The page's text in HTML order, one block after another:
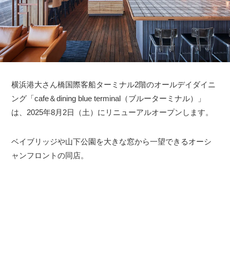
横浜港大さん橋国際客船ターミナル2階のオールデイダイニ
ング「cafe＆dining blue terminal（ブルーターミナル）」
は、2025年8月2日（土）にリニューアルオープンします。
ベイブリッジや山下公園を大きな窓から一望できるオーシ
ャンフロントの同店。